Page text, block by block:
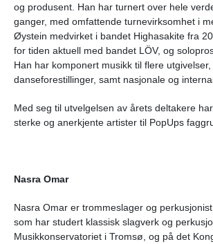
og produsent. Han har turnert over hele
ganger, med omfattende turnevirksomhet i
Øystein medvirket i bandet Highasakite fra
for tiden aktuell med bandet LÖV, og
Han har komponert musikk til flere
danseforestillinger, samt nasjonale og
Med seg til utvelgelsen av årets deltakere
sterke og anerkjente artister til PopUps
Nasra Omar
Nasra Omar er trommeslager og
som har studert klassisk slagverk og
Musikkonservatoriet i Tromsø, og på det